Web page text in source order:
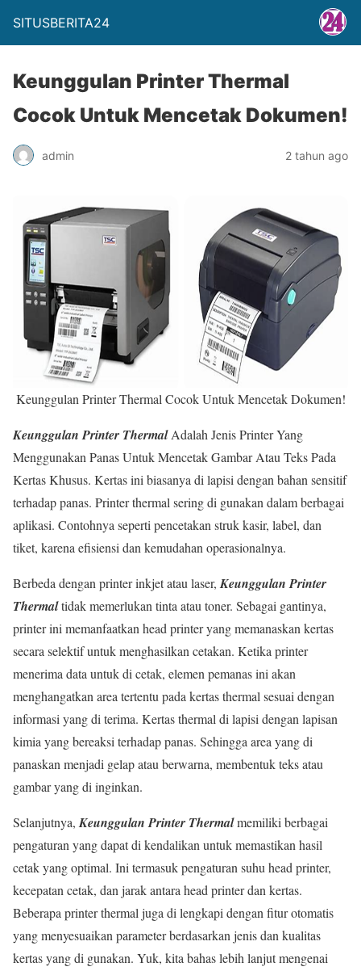
SITUSBERITA24
Keunggulan Printer Thermal
Cocok Untuk Mencetak Dokumen!
admin 2 tahun ago
Keunggulan Printer Thermal Cocok Untuk Mencetak Dokumen!
Keunggulan Printer ThermalAdalah Jenis Printer Yang
Menggunakan Panas Untuk Mencetak Gambar Atau Teks Pada
Kertas Khusus. Kertas ini biasanya di lapisi dengan bahan sensitif
terhadap panas. Printer thermal sering di gunakan dalam berbagai
aplikasi. Contohnya seperti pencetakan struk kasir, label, dan
tiket, karena efisiensi dan kemudahan operasionalnya.
Berbeda dengan printer inkjet atau laser, Keunggulan Printer
Thermaltidak memerlukan tinta atau toner. Sebagai gantinya,
printer ini memanfaatkan head printer yang memanaskan kertas
secara selektif untuk menghasilkan cetakan. Ketika printer
menerima data untuk di cetak, elemen pemanas ini akan
menghangatkan area tertentu pada kertas thermal sesuai dengan
informasi yang di terima. Kertas thermal di lapisi dengan lapisan
kimia yang bereaksi terhadap panas. Sehingga area yang di
panaskan menjadi gelap atau berwarna, membentuk teks atau
gambar yang di inginkan.
Selanjutnya, Keunggulan Printer Thermalmemiliki berbagai
pengaturan yang dapat di kendalikan untuk memastikan hasil
cetak yang optimal. Ini termasuk pengaturan suhu head printer,
kecepatan cetak, dan jarak antara head printer dan kertas.
Beberapa printer thermal juga di lengkapi dengan fitur otomatis
yang menyesuaikan parameter berdasarkan jenis dan kualitas
kertas yang di gunakan. Yuk, kita bahas lebih lanjut mengenai